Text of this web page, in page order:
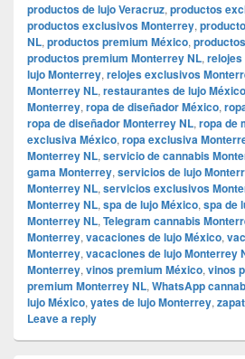
productos de lujo Veracruz, productos
productos exclusivos Monterrey,
NL, productos premium México,
productos premium Monterrey NL, relojes
lujo Monterrey, relojes exclusivos
Monterrey NL, restaurantes de lujo México
Monterrey, ropa de diseñador México,
ropa de diseñador Monterrey NL, ropa de
exclusiva México, ropa exclusiva
Monterrey NL, servicio de cannabis
gama Monterrey, servicios de lujo
Monterrey NL, servicios exclusivos
Monterrey NL, spa de lujo México, spa de
Monterrey NL, Telegram cannabis
Monterrey, vacaciones de lujo México,
Monterrey, vacaciones de lujo Monterrey
Monterrey, vinos premium México, vinos
premium Monterrey NL, WhatsApp
lujo México, yates de lujo Monterrey,
Leave a reply